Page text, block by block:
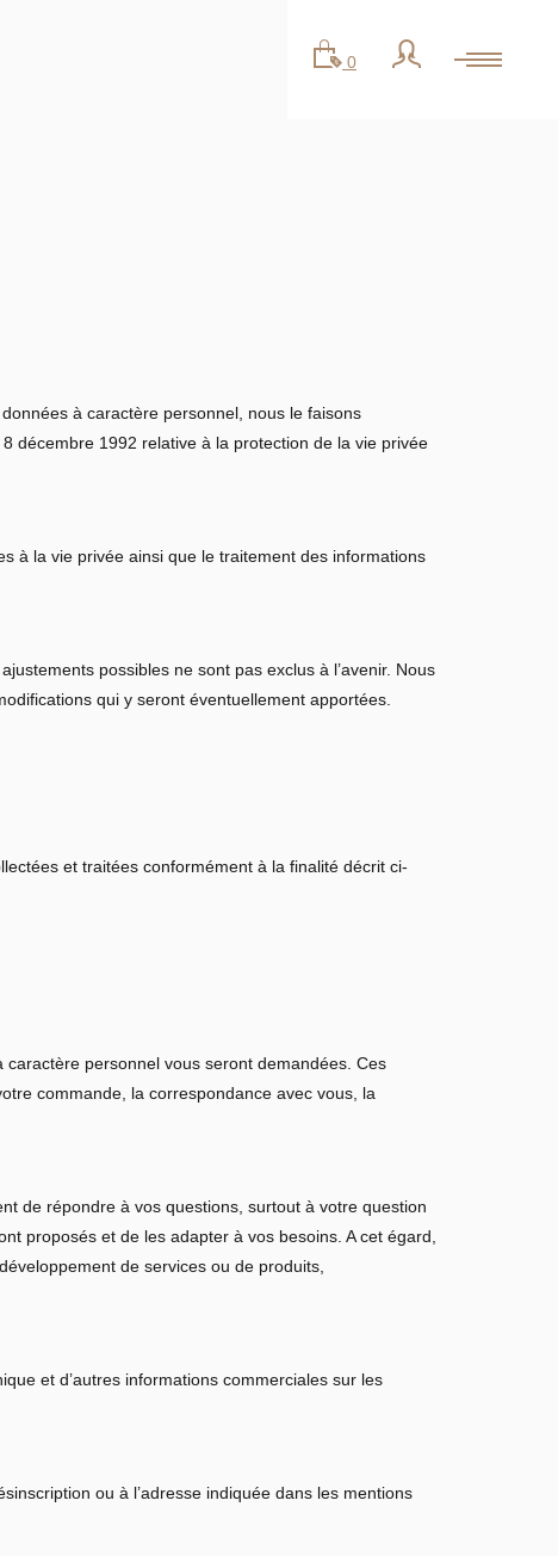
0
à caractère personnel, nous le faisons
décembre 1992 relative à la protection de la vie privée
à la vie privée ainsi que le traitement des informations
possibles ne sont pas exclus à l’avenir. Nous
qui y seront éventuellement apportées.
et traitées conformément à la finalité décrit ci-
personnel vous seront demandées. Ces
commande, la correspondance avec vous, la
de répondre à vos questions, surtout à votre question
proposés et de les adapter à vos besoins. A cet égard,
de services ou de produits,
et d’autres informations commerciales sur les
ou à l’adresse indiquée dans les mentions